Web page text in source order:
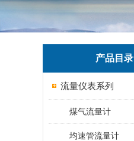
产品目录
流量仪表系列
煤气流量计
均速管流量计